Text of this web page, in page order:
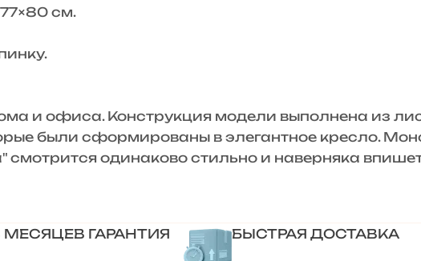
см.
и офиса. Конструкция модели выполнена из
были сформированы в элегантное кресло.
смотрится одинаково стильно и наверняка
МЕСЯЦЕВ ГАРАНТИЯ БЫСТРАЯ ДОСТАВКА